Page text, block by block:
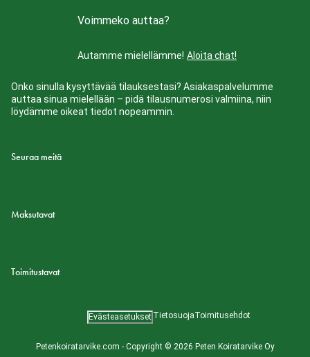
Voimmeko auttaa?
Autamme mielellämme! Aloita chat!
Onko sinulla kysyttävää tilauksestasi? Asiakaspalvelumme
auttaa sinua mielellään – pidä tilausnumerosi valmiina, niin
löydämme oikeat tiedot nopeammin.
Seuraa meitä
Maksutavat
Toimitustavat
Petenkoiratarvike.com - Copyright © 2026 Peten Koiratarvike Oy
Evästeasetukset TietosuojaToimitusehdot